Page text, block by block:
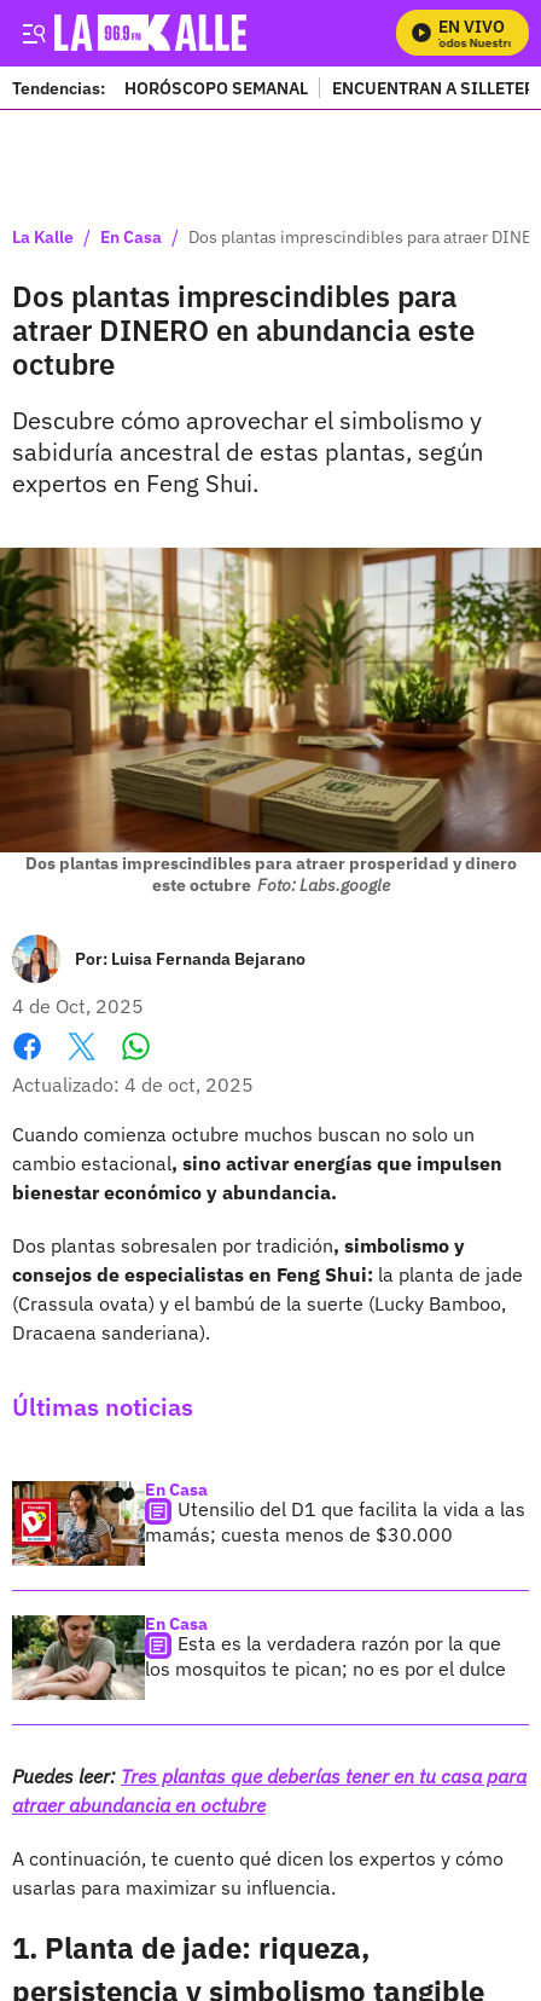
EN VIVO
Mira Todos Nuestros
Tendencias: HORÓSCOPO SEMANAL ENCUENTRAN A
La Kalle / En Casa / Dos plantas imprescindibles para atraer
Dos plantas imprescindibles para
atraer DINERO en abundancia este
octubre
Descubre cómo aprovechar el simbolismo y
sabiduría ancestral de estas plantas, según
expertos en Feng Shui.
Dos plantas imprescindibles para atraer prosperidad y dinero
este octubre Foto: Labs.google
Por: Luisa Fernanda Bejarano
4 de Oct, 2025
Facebook
X
Actualizado: 4 de oct, 2025
Cuando comienza octubre muchos buscan no solo un
cambio estacional, sino activar energías que impulsen
bienestar económico y abundancia.
Dos plantas sobresalen por tradición, simbolismo y
consejos de especialistas en Feng Shui: la planta de jade
(Crassula ovata) y el bambú de la suerte (Lucky Bamboo,
Dracaena sanderiana).
Últimas noticias
En Casa
Utensilio del D1 que facilita la vida a las
mamás; cuesta menos de $30.000
En Casa
Esta es la verdadera razón por la que
los mosquitos te pican; no es por el dulce
Puedes leer: Tres plantas que deberías tener en tu casa para
atraer abundancia en octubre
A continuación, te cuento qué dicen los expertos y cómo
usarlas para maximizar su influencia.
1. Planta de jade: riqueza,
persistencia y simbolismo tangible